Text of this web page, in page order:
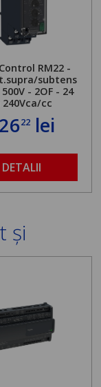
RM22 -
subtens
- 2OF - 24
240Vca/cc
22 lei
DETALII
și